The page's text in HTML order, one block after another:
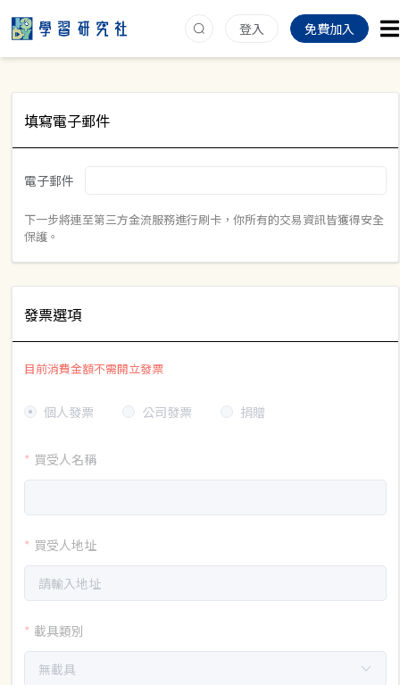
登入 免費加入
填寫電子郵件
電子郵件
下一步將連至第三方金流服務進行刷卡，你所有的交易資訊皆獲得安全
保護。
發票選項
目前消費金額不需開立發票
個人發票 公司發票 捐贈
買受人名稱
買受人地址
載具類別